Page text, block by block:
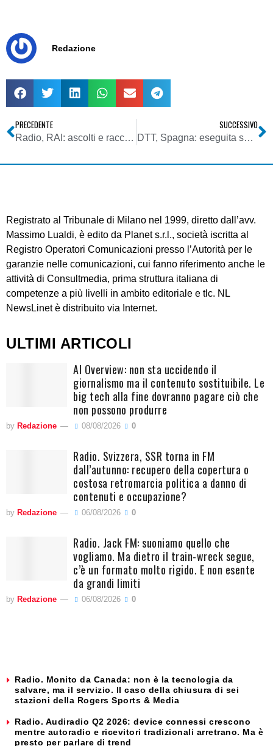
Redazione
PRECEDENTE
Radio, RAI: ascolti e raccolta pubblicitaria in picchiata. Perdite per 80 mln all’anno. Diktat Gubitosi: rilanciare (partendo da diffusione)
SUCCESSIVO
DTT, Spagna: eseguita sentenza annullamento assegnazione frequenze. Oscurati 9 canali nazionali su 24 (due di Mediaset)
Registrato al Tribunale di Milano nel 1999, diretto dall’avv.
Massimo Lualdi, è edito da Planet s.r.l., società iscritta al
Registro Operatori Comunicazioni presso l’Autorità per le
garanzie nelle comunicazioni, cui fanno riferimento anche le
attività di Consultmedia, prima struttura italiana di
competenze a più livelli in ambito editoriale e tlc. NL
NewsLinet è distribuito via Internet.
ULTIMI ARTICOLI
AI Overview: non sta uccidendo il
giornalismo ma il contenuto sostituibile. Le
big tech alla fine dovranno pagare ciò che
non possono produrre
by Redazione 08/08/2026 0
Radio. Svizzera, SSR torna in FM
dall’autunno: recupero della copertura o
costosa retromarcia politica a danno di
contenuti e occupazione?
by Redazione 06/08/2026 0
Radio. Jack FM: suoniamo quello che
vogliamo. Ma dietro il train-wreck segue,
c’è un formato molto rigido. E non esente
da grandi limiti
by Redazione 06/08/2026 0
Radio. Monito da Canada: non è la tecnologia da
salvare, ma il servizio. Il caso della chiusura di sei
stazioni della Rogers Sports & Media
Radio. Audiradio Q2 2026: device connessi crescono
mentre autoradio e ricevitori tradizionali arretrano. Ma è
presto per parlare di trend